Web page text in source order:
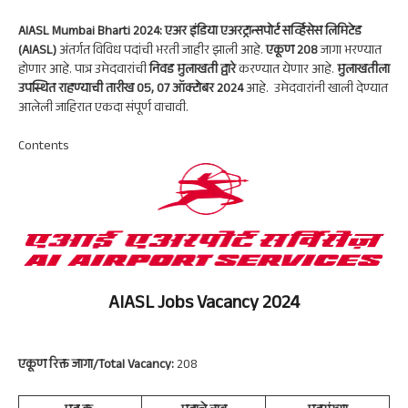
A
p
p
a
m
oo
k
dI
n
AIASL Mumbai Bharti 2024: एअर इंडिया एअरट्रान्सपोर्ट सर्व्हिसेस लिमिटेड
(AIASL)अंतर्गत विविध पदांची भरती जाहीर झाली आहे.एकूण 208जागा भरण्यात
होणार आहे. पात्र उमेदवारांचीनिवड मुलाखती द्वारेकरण्यात येणार आहे.मुलाखतीला
उपस्थित राहण्याची तारीख 05, 07 ऑक्टोबर 2024आहे. उमेदवारांनी खाली देण्यात
आलेली जाहिरात एकदा संपूर्ण वाचावी.
Contents
AIASL Jobs Vacancy 2024
एकूण रिक्त जागा/Total Vacancy:208